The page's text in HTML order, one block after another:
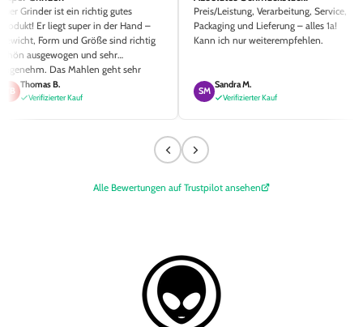
Euer Grinder ist ein richtig gutes
Produkt! Er liegt super in der Hand –
Gewicht, Form und Größe sind richtig
schön ausgewogen und sehr
angenehm. Das Mahlen geht sehr
einfach und der Mahlgrad ist Top. Die
kleinen Details wie die
TB
Thomas B.
Verifizierter Kauf
Preis/Leistung, Verarbeitung, Service,
Packaging und Lieferung – alles 1a!
Kann ich nur weiterempfehlen.
SM
Sandra M.
Verifizierter Kauf
Alle Bewertungen auf Trustpilot ansehen